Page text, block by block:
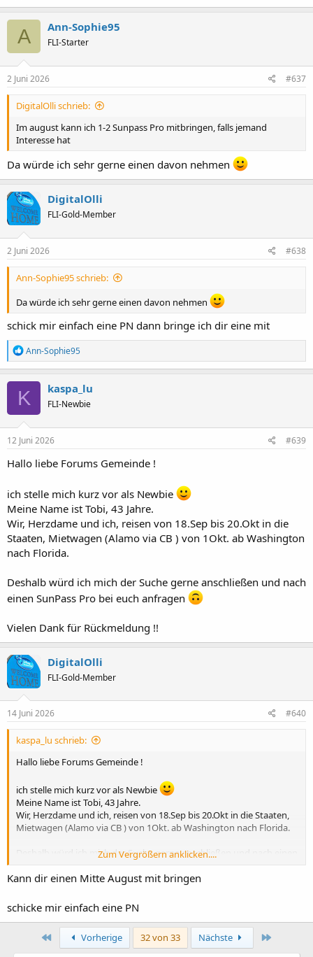
A Ann-Sophie95
FLI-Starter
2 Juni 2026 #637
DigitalOlli schrieb:
Im august kann ich 1-2 Sunpass Pro mitbringen, falls jemand
Interesse hat
Da würde ich sehr gerne einen davon nehmen
DigitalOlli
FLI-Gold-Member
2 Juni 2026 #638
Ann-Sophie95 schrieb:
Da würde ich sehr gerne einen davon nehmen
schick mir einfach eine PN dann bringe ich dir eine mit
R
e
a
k
t
i
o
n
e
:
Ann-Sophie95
K kaspa_lu
FLI-Newbie
12 Juni 2026 #639
Hallo liebe Forums Gemeinde !
ich stelle mich kurz vor als Newbie
Meine Name ist Tobi, 43 Jahre.
Wir, Herzdame und ich, reisen von 18.Sep bis 20.Okt in die
Staaten, Mietwagen (Alamo via CB ) von 1Okt. ab Washington
nach Florida.
Deshalb würd ich mich der Suche gerne anschließen und nach
einen SunPass Pro bei euch anfragen
Vielen Dank für Rückmeldung !!
DigitalOlli
FLI-Gold-Member
14 Juni 2026 #640
kaspa_lu schrieb:
Hallo liebe Forums Gemeinde !
ich stelle mich kurz vor als Newbie
Meine Name ist Tobi, 43 Jahre.
Wir, Herzdame und ich, reisen von 18.Sep bis 20.Okt in die Staaten,
Mietwagen (Alamo via CB ) von 1Okt. ab Washington nach Florida.
Deshalb würd ich mich der Suche gerne anschließen und nach einen
Zum Vergrößern anklicken....
Kann dir einen Mitte August mit bringen
schicke mir einfach eine PN
Erste Vorherige 32 von 33 Nächste